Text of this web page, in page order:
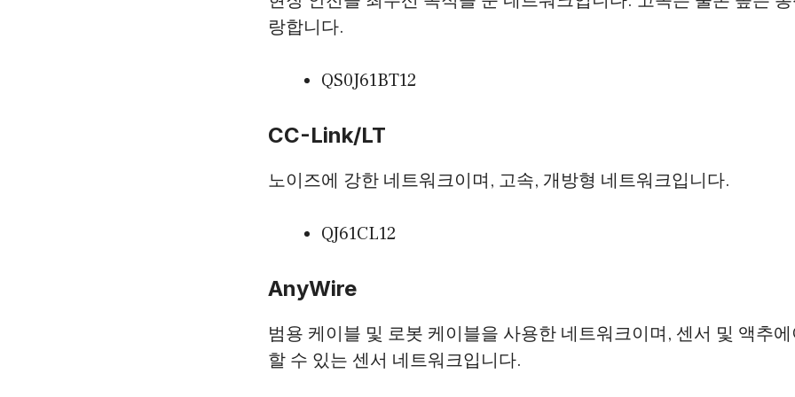
랑합니다.
QS0J61BT12
CC-Link/LT
노이즈에 강한 네트워크이며, 고속, 개방형 네트워크입니다.
QJ61CL12
AnyWire
범용 케이블 및 로봇 케이블을 사용한 네트워크이며, 센서 및 액추
할 수 있는 센서 네트워크입니다.